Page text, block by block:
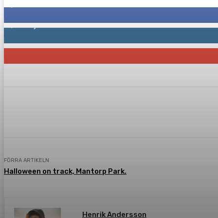
FÖRRA ARTIKELN
Halloween on track, Mantorp Park.
Henrik Andersson